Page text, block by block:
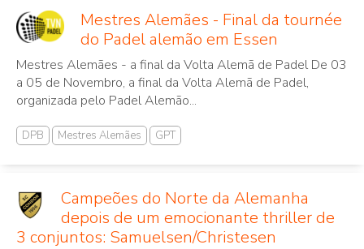
Mestres Alemães - Final da tournée
do Padel alemão em Essen
Mestres Alemães - a final da Volta Alemã de Padel De 03
a 05 de Novembro, a final da Volta Alemã de Padel,
organizada pelo Padel Alemão...
DPB Mestres Alemães GPT
Campeões do Norte da Alemanha
depois de um emocionante thriller de
3 conjuntos: Samuelsen/Christesen